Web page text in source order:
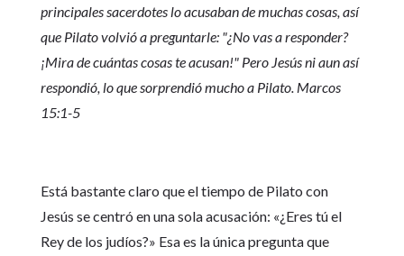
principales sacerdotes lo acusaban de muchas cosas, así
que Pilato volvió a preguntarle: "¿No vas a responder?
¡Mira de cuántas cosas te acusan!" Pero Jesús ni aun así
respondió, lo que sorprendió mucho a Pilato. Marcos
15:1-5
Está bastante claro que el tiempo de Pilato con
Jesús se centró en una sola acusación: «¿Eres tú el
Rey de los judíos?» Esa es la única pregunta que